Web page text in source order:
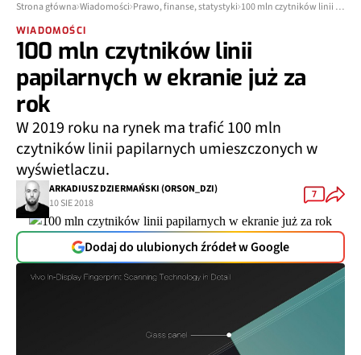
Strona główna Wiadomości Prawo, finanse, statystyki 100 mln czytników linii papilarnych w ekranie już za rok
WIADOMOŚCI
100 mln czytników linii
papilarnych w ekranie już za
rok
W 2019 roku na rynek ma trafić 100 mln
czytników linii papilarnych umieszczonych w
wyświetlaczu.
ARKADIUSZ DZIERMAŃSKI (ORSON_DZI)
10 SIE 2018
7
Dodaj do ulubionych źródeł w Google